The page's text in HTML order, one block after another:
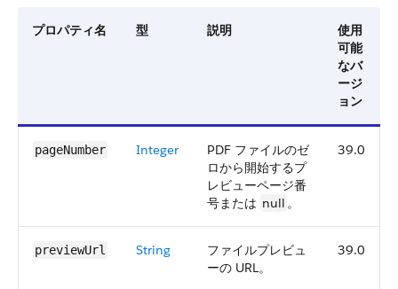
プロパティ名 型 説明
使用
可能
なバ
ージ
ョン
pageNumber Integer
PDF ファイルのゼ
ロから開始するプ
レビューページ番
号または null 。
39.0
previewUrl String
ファイルプレビュ
ーの URL。
39.0